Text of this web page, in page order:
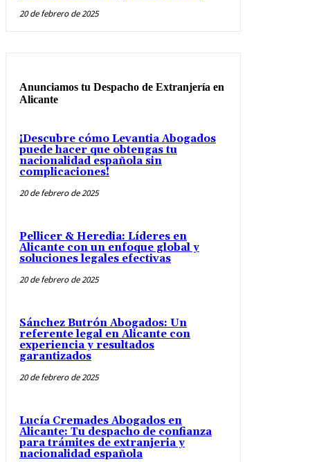
20 de febrero de 2025
Anunciamos tu Despacho de Extranjería en
Alicante
¡Descubre cómo Levantia Abogados
puede hacer que obtengas tu
nacionalidad española sin
complicaciones!
20 de febrero de 2025
Pellicer & Heredia: Líderes en
Alicante con un enfoque global y
soluciones legales efectivas
20 de febrero de 2025
Sánchez Butrón Abogados: Un
referente legal en Alicante con
experiencia y resultados
garantizados
20 de febrero de 2025
Lucía Cremades Abogados en
Alicante: Tu despacho de confianza
para trámites de extranjeria y
nacionalidad española